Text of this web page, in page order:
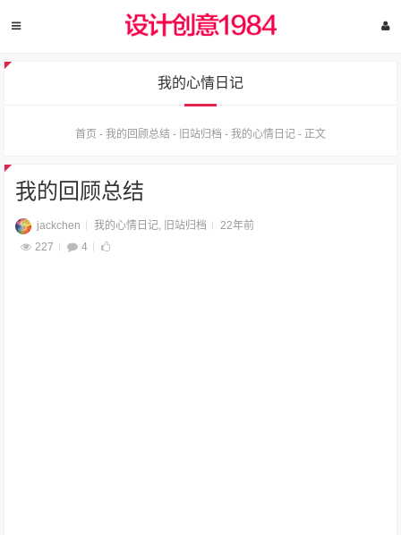
我的心情日记
首页 - 我的回顾总结 - 旧站归档 - 我的心情日记 - 正文
我的回顾总结
jackchen 我的心情日记, 旧站归档
22年前
227
4